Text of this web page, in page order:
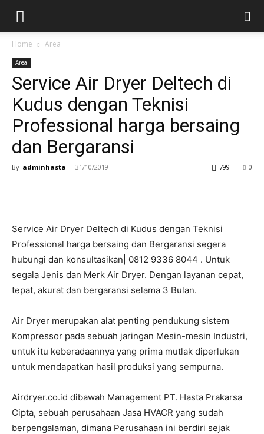
Home Area
Area
Service Air Dryer Deltech di
Kudus dengan Teknisi
Professional harga bersaing
dan Bergaransi
By adminhasta - 31/10/2019 0
799
Service Air Dryer Deltech di Kudus dengan Teknisi
Professional harga bersaing dan Bergaransi segera
hubungi dan konsultasikan| 0812 9336 8044 . Untuk
segala Jenis dan Merk Air Dryer. Dengan layanan cepat,
tepat, akurat dan bergaransi selama 3 Bulan.
Air Dryer merupakan alat penting pendukung sistem
Kompressor pada sebuah jaringan Mesin-mesin Industri,
untuk itu keberadaannya yang prima mutlak diperlukan
untuk mendapatkan hasil produksi yang sempurna.
Airdryer.co.id dibawah Management PT. Hasta Prakarsa
Cipta, sebuah perusahaan Jasa HVACR yang sudah
berpengalaman, dimana Perusahaan ini berdiri sejak